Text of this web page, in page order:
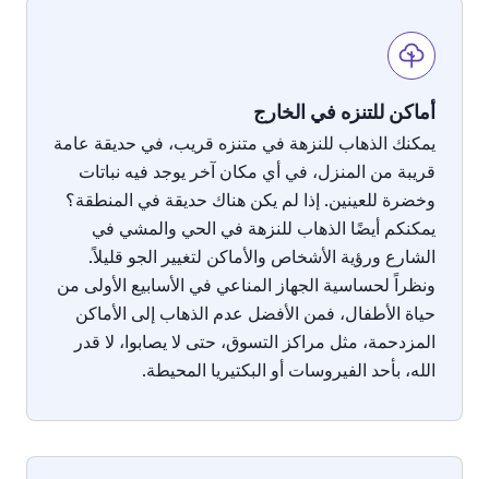
أماكن للتنزه في الخارج
يمكنك الذهاب للنزهة في متنزه قريب، في حديقة عامة
قريبة من المنزل، في أي مكان آخر يوجد فيه نباتات
وخضرة للعينين. إذا لم يكن هناك حديقة في المنطقة؟
يمكنكم أيضًا الذهاب للنزهة في الحي والمشي في
الشارع ورؤية الأشخاص والأماكن لتغيير الجو قليلاً.
ونظراً لحساسية الجهاز المناعي في الأسابيع الأولى من
حياة الأطفال، فمن الأفضل عدم الذهاب إلى الأماكن
المزدحمة، مثل مراكز التسوق، حتى لا يصابوا، لا قدر
الله، بأحد الفيروسات أو البكتيريا المحيطة.